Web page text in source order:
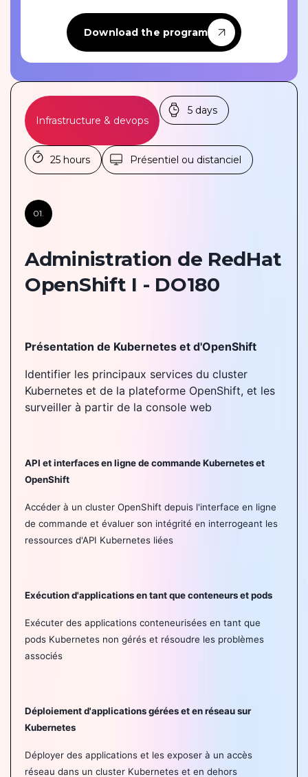
Download the program
Infrastructure & devops
5 days
25 hours Présentiel ou distanciel
01.
Administration de RedHat
OpenShift I - DO180
Présentation de Kubernetes et d'OpenShift
Identifier les principaux services du cluster
Kubernetes et de la plateforme OpenShift, et les
surveiller à partir de la console web
API et interfaces en ligne de commande Kubernetes et
OpenShift
Accéder à un cluster OpenShift depuis l'interface en ligne
de commande et évaluer son intégrité en interrogeant les
ressources d'API Kubernetes liées
Exécution d'applications en tant que conteneurs et pods
Exécuter des applications conteneurisées en tant que
pods Kubernetes non gérés et résoudre les problèmes
associés
Déploiement d'applications gérées et en réseau sur
Kubernetes
Déployer des applications et les exposer à un accès
réseau dans un cluster Kubernetes et en dehors